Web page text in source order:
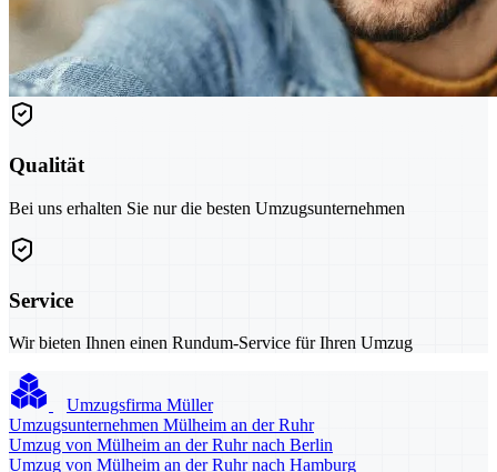
Qualität
Bei uns erhalten Sie nur die besten Umzugsunternehmen
Service
Wir bieten Ihnen einen Rundum-Service für Ihren Umzug
Umzugsfirma Müller
Umzugsunternehmen Mülheim an der Ruhr
Umzug von Mülheim an der Ruhr nach Berlin
Umzug von Mülheim an der Ruhr nach Hamburg